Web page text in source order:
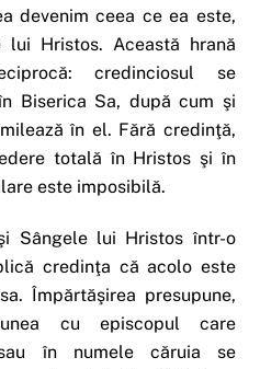
devenim ceea ce ea este,
Hristos. Această hrană
credinciosul se
Biserica Sa, după cum şi
în el. Fără credinţă,
totală în Hristos şi în
este imposibilă.
Sângele lui Hristos într-o
credinţa că acolo este
Împărtăşirea presupune,
cu episcopul care
în numele căruia se